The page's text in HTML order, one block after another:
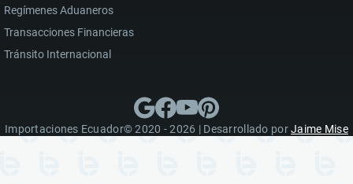
Regímenes Aduaneros
Transacciones Financieras
Tránsito Internacional
Importaciones Ecuador© 2020 - 2026 | Desarrollado porJaime Mise